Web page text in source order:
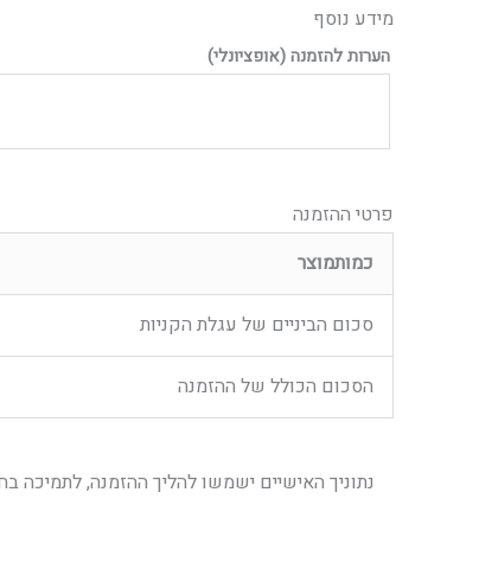
מידע נוסף
הערות להזמנה(אופציונלי)
פרטי ההזמנה
מוצרכמות
סכום הביניים של עגלת הקניות
הסכום הכולל של ההזמנה
נתוניך האישיים ישמשו להליך ההזמנה,